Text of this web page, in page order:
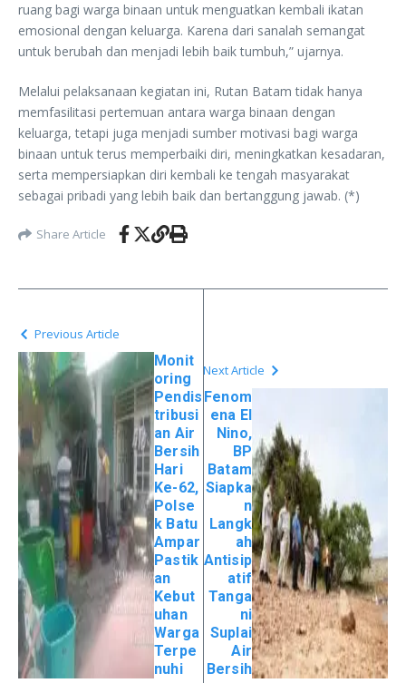
ruang bagi warga binaan untuk menguatkan kembali ikatan
emosional dengan keluarga. Karena dari sanalah semangat
untuk berubah dan menjadi lebih baik tumbuh,” ujarnya.
Melalui pelaksanaan kegiatan ini, Rutan Batam tidak hanya
memfasilitasi pertemuan antara warga binaan dengan
keluarga, tetapi juga menjadi sumber motivasi bagi warga
binaan untuk terus memperbaiki diri, meningkatkan kesadaran,
serta mempersiapkan diri kembali ke tengah masyarakat
sebagai pribadi yang lebih baik dan bertanggung jawab. (*)
Share Article
Previous Article
Monit
oring
Pendis
tribusi
an Air
Bersih
Hari
Ke-62,
Polse
k Batu
Ampar
Pastik
an
Kebut
uhan
Warga
Terpe
nuhi
Next Article
Fenom
ena El
Nino,
BP
Batam
Siapka
n
Langk
ah
Antisip
atif
Tanga
ni
Suplai
Air
Bersih